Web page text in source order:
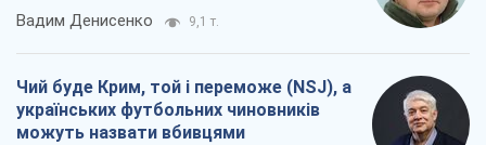
Вадим Денисенко 9,1 т.
Чий буде Крим, той і переможе (NSJ), а
українських футбольних чиновників
можуть назвати вбивцями